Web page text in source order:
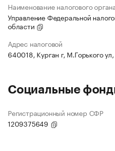
Наименование налогового
Управление Федеральной
области
Адрес налоговой
640018, Курган г, М.Горького
Социальные
Регистрационный номер СФР
1209375649